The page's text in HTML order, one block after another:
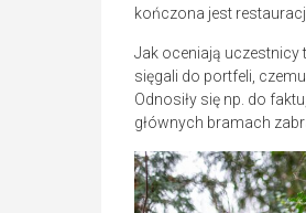
kończona jest
Jak oceniają uczestnicy
sięgali do portfeli,
Odnosiły się np. do
głównych bramach